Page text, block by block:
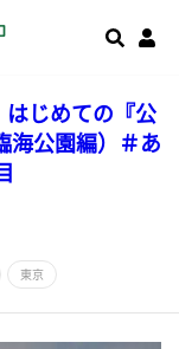
はじめての『公
海公園編）＃あ
東京